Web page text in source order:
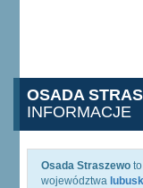
OSADA
INFORMACJE
Osada Straszewo
województwa